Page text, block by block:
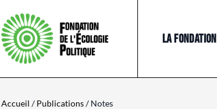
LA FONDATION
Accueil /Publications/ Notes